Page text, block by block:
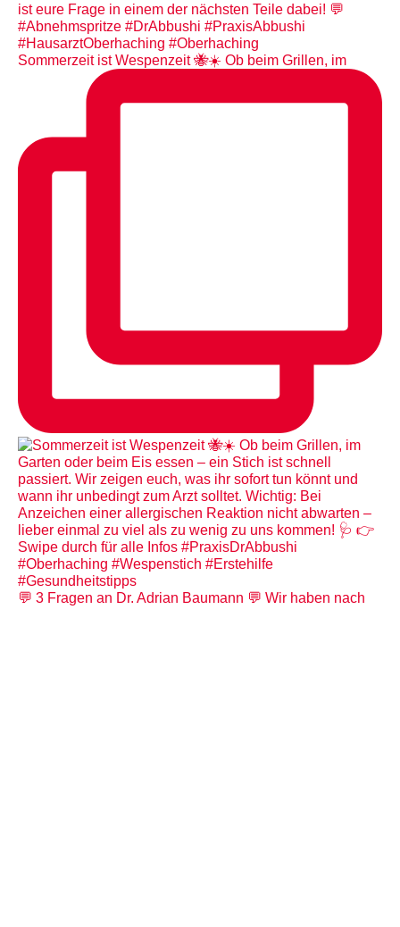
Sommerzeit ist Wespenzeit 🐝☀️ Ob beim Grillen, im
💬 3 Fragen an Dr. Adrian Baumann 💬 Wir haben nach